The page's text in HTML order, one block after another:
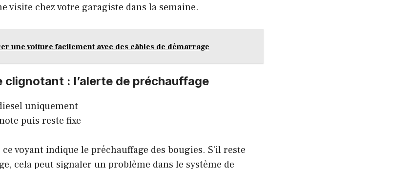
visite chez votre garagiste dans la semaine.
une voiture facilement avec des câbles de démarrage
clignotant : l’alerte de préchauffage
uniquement
puis reste fixe
ce voyant indique le préchauffage des bougies. S’il reste
cela peut signaler un problème dans le système de